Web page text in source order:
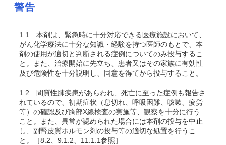
警告
1.1
本剤は、緊急時に十分対応できる医療施設において、
がん化学療法に十分な知識・経験を持つ医師のもとで、本
剤の使用が適切と判断される症例についてのみ投与するこ
と。また、治療開始に先立ち、患者又はその家族に有効性
及び危険性を十分説明し、同意を得てから投与すること。
1.2 間質性肺疾患があらわれ、死亡に至った症例も報告さ
れているので、初期症状（息切れ、呼吸困難、咳嗽、疲労
等）の確認及び胸部X線検査の実施等、観察を十分に行う
こと。また、異常が認められた場合には本剤の投与を中止
し、副腎皮質ホルモン剤の投与等の適切な処置を行うこ
と。［8.2、9.1.2、11.1.1参照］